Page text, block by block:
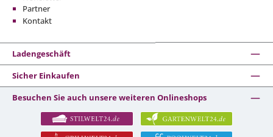
Partner
Kontakt
Ladengeschäft
Sicher Einkaufen
Besuchen Sie auch unsere weiteren Onlineshops